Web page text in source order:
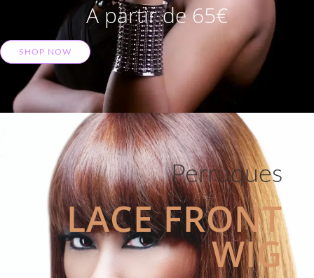
A partir de 65€
SHOP NOW
Perruques
LACE FRONT
WIG